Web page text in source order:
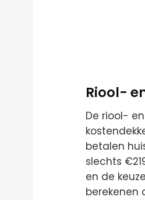
Riool-
De riool- en
betalen
slechts
en de
berekenen